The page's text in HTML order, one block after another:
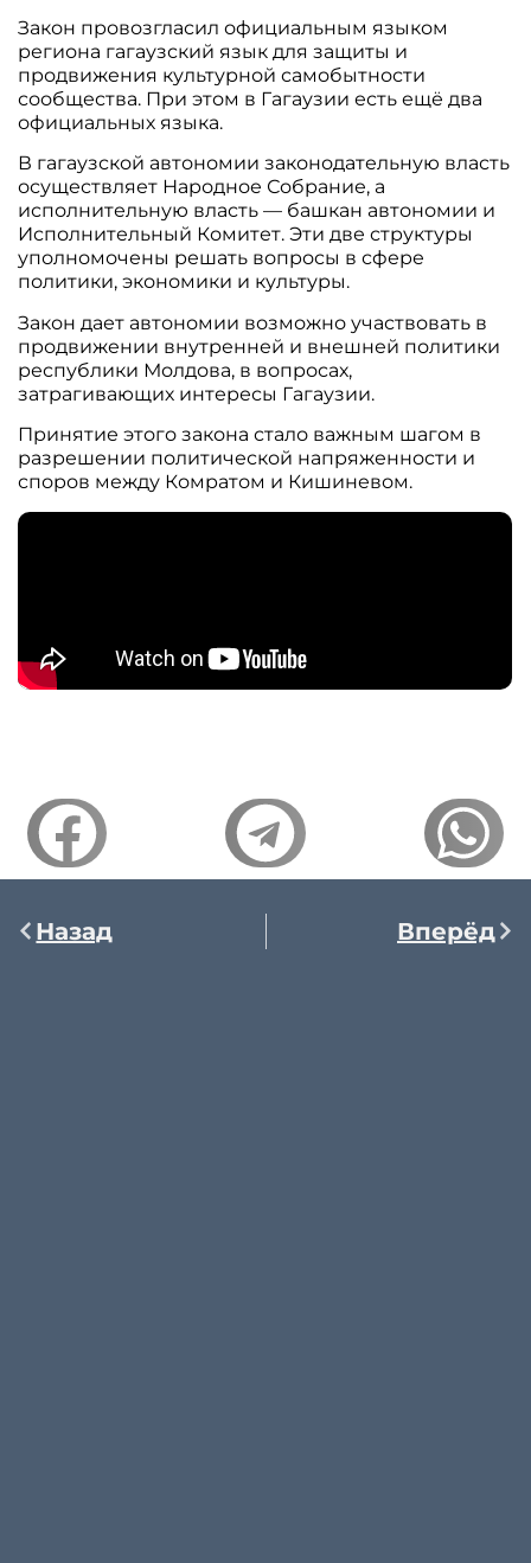
Закон провозгласил официальным языком
региона гагаузский язык для защиты и
продвижения культурной самобытности
сообщества. При этом в Гагаузии есть ещё два
официальных языка.
В гагаузской автономии законодательную власть
осуществляет Народное Собрание, а
исполнительную власть — башкан автономии и
Исполнительный Комитет. Эти две структуры
уполномочены решать вопросы в сфере
политики, экономики и культуры.
Закон дает автономии возможно участвовать в
продвижении внутренней и внешней политики
республики Молдова, в вопросах,
затрагивающих интересы Гагаузии.
Принятие этого закона стало важным шагом в
разрешении политической напряженности и
споров между Комратом и Кишиневом.
Назад Вперёд